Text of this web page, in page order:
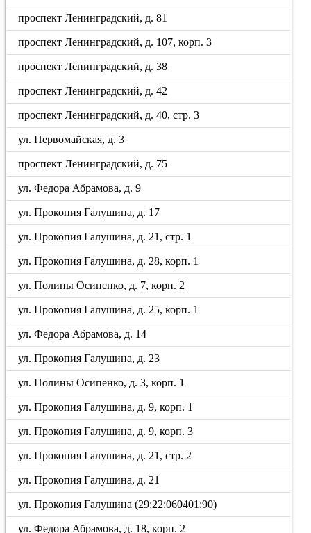
проспект Ленинградский, д. 81
проспект Ленинградский, д. 107, корп. 3
проспект Ленинградский, д. 38
проспект Ленинградский, д. 42
проспект Ленинградский, д. 40, стр. 3
ул. Первомайская, д. 3
проспект Ленинградский, д. 75
ул. Федора Абрамова, д. 9
ул. Прокопия Галушина, д. 17
ул. Прокопия Галушина, д. 21, стр. 1
ул. Прокопия Галушина, д. 28, корп. 1
ул. Полины Осипенко, д. 7, корп. 2
ул. Прокопия Галушина, д. 25, корп. 1
ул. Федора Абрамова, д. 14
ул. Прокопия Галушина, д. 23
ул. Полины Осипенко, д. 3, корп. 1
ул. Прокопия Галушина, д. 9, корп. 1
ул. Прокопия Галушина, д. 9, корп. 3
ул. Прокопия Галушина, д. 21, стр. 2
ул. Прокопия Галушина, д. 21
ул. Прокопия Галушина (29:22:060401:90)
ул. Федора Абрамова, д. 18, корп. 2